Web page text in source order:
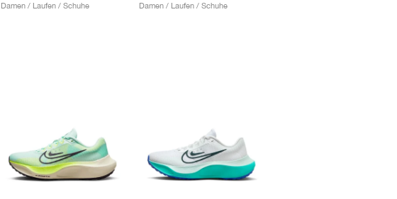
Damen / Laufen / Schuhe
Damen / Laufen / Schuhe